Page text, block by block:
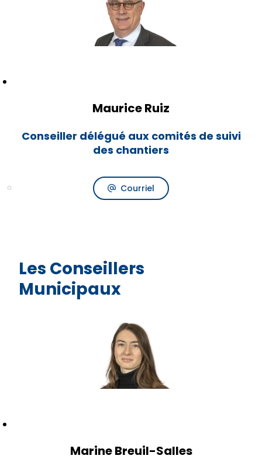
Maurice Ruiz
Conseiller délégué aux comités de suivi
des chantiers
Courriel
Les Conseillers
Municipaux
Marine Breuil-Salles